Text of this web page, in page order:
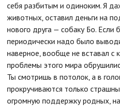
себя разбитым и одиноким. Я
животных, оставил деньги на
нового друга — собаку Бо. Если
периодически надо было
наверное, вообще не вставал с
проблемы этого мира
Ты смотришь в потолок, а в
прокручиваются только
огромную поддержку родных,